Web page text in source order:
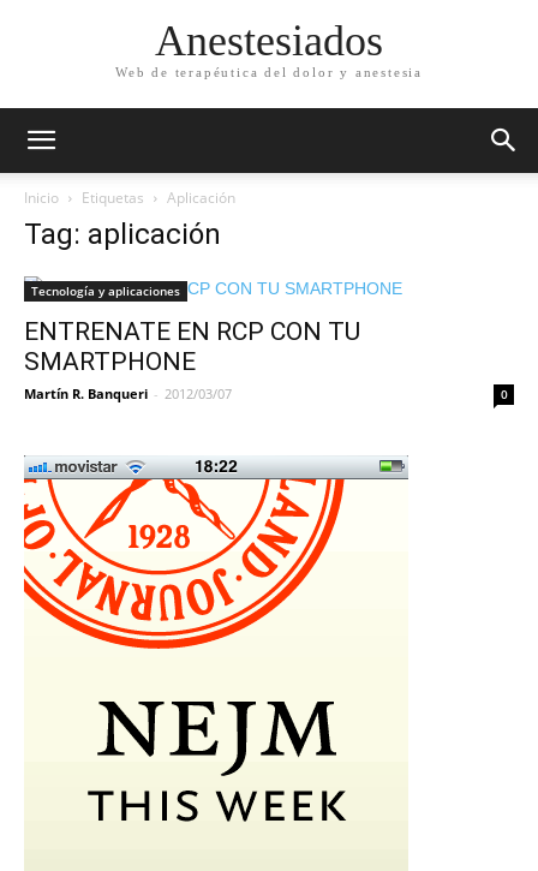
Anestesiados
Web de terapéutica del dolor y anestesia
Inicio Etiquetas Aplicación
Tag: aplicación
Tecnología y aplicaciones
ENTRENATE EN RCP CON TU
SMARTPHONE
Martín R. Banqueri - 2012/03/07 0